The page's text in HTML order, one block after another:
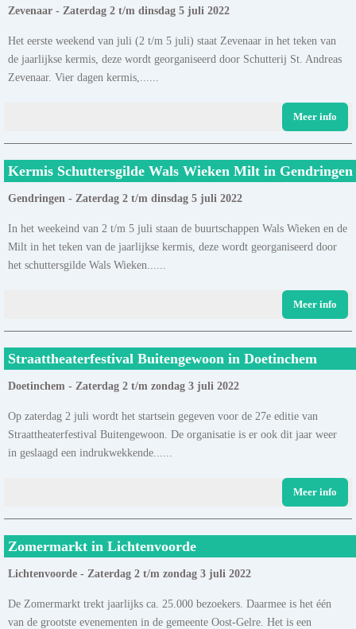
Zevenaar - Zaterdag 2 t/m dinsdag 5 juli 2022
Het eerste weekend van juli (2 t/m 5 juli) staat Zevenaar in het teken van
de jaarlijkse kermis, deze wordt georganiseerd door Schutterij St. Andreas
Zevenaar. Vier dagen kermis,......
Meer info
Kermis Schuttersgilde Wals Wieken Milt in Gendringen
Gendringen - Zaterdag 2 t/m dinsdag 5 juli 2022
In het weekeind van 2 t/m 5 juli staan de buurtschappen Wals Wieken en de
Milt in het teken van de jaarlijkse kermis, deze wordt georganiseerd door
het schuttersgilde Wals Wieken......
Meer info
Straattheaterfestival Buitengewoon in Doetinchem
Doetinchem - Zaterdag 2 t/m zondag 3 juli 2022
Op zaterdag 2 juli wordt het startsein gegeven voor de 27e editie van
Straattheaterfestival Buitengewoon. De organisatie is er ook dit jaar weer
in geslaagd een indrukwekkende......
Meer info
Zomermarkt in Lichtenvoorde
Lichtenvoorde - Zaterdag 2 t/m zondag 3 juli 2022
De Zomermarkt trekt jaarlijks ca. 25.000 bezoekers. Daarmee is het één
van de grootste evenementen in de gemeente Oost-Gelre. Het is een